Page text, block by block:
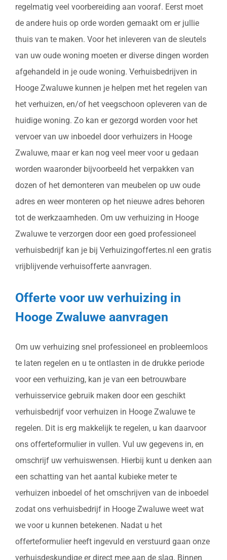
regelmatig veel voorbereiding aan vooraf. Eerst moet
de andere huis op orde worden gemaakt om er jullie
thuis van te maken. Voor het inleveren van de sleutels
van uw oude woning moeten er diverse dingen worden
afgehandeld in je oude woning. Verhuisbedrijven in
Hooge Zwaluwe kunnen je helpen met het regelen van
het verhuizen, en/of het veegschoon opleveren van de
huidige woning. Zo kan er gezorgd worden voor het
vervoer van uw inboedel door verhuizers in Hooge
Zwaluwe, maar er kan nog veel meer voor u gedaan
worden waaronder bijvoorbeeld het verpakken van
dozen of het demonteren van meubelen op uw oude
adres en weer monteren op het nieuwe adres behoren
tot de werkzaamheden. Om uw verhuizing in Hooge
Zwaluwe te verzorgen door een goed professioneel
verhuisbedrijf kan je bij Verhuizingoffertes.nl een gratis
vrijblijvende verhuisofferte aanvragen.
Offerte voor uw verhuizing in
Hooge Zwaluwe aanvragen
Om uw verhuizing snel professioneel en probleemloos
te laten regelen en u te ontlasten in de drukke periode
voor een verhuizing, kan je van een betrouwbare
verhuisservice gebruik maken door een geschikt
verhuisbedrijf voor verhuizen in Hooge Zwaluwe te
regelen. Dit is erg makkelijk te regelen, u kan daarvoor
ons offerteformulier in vullen. Vul uw gegevens in, en
omschrijf uw verhuiswensen. Hierbij kunt u denken aan
een schatting van het aantal kubieke meter te
verhuizen inboedel of het omschrijven van de inboedel
zodat ons verhuisbedrijf in Hooge Zwaluwe weet wat
we voor u kunnen betekenen. Nadat u het
offerteformulier heeft ingevuld en verstuurd gaan onze
verhuisdeskundige er direct mee aan de slag. Binnen